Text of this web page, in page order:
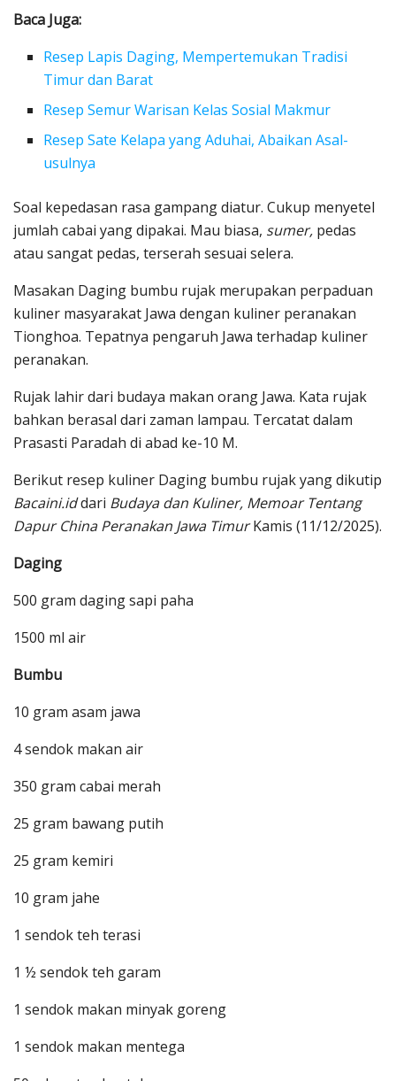
Baca Juga:
Resep Lapis Daging, Mempertemukan Tradisi
Timur dan Barat
Resep Semur Warisan Kelas Sosial Makmur
Resep Sate Kelapa yang Aduhai, Abaikan Asal-
usulnya
Soal kepedasan rasa gampang diatur. Cukup menyetel
jumlah cabai yang dipakai. Mau biasa, sumer, pedas
atau sangat pedas, terserah sesuai selera.
Masakan Daging bumbu rujak merupakan perpaduan
kuliner masyarakat Jawa dengan kuliner peranakan
Tionghoa. Tepatnya pengaruh Jawa terhadap kuliner
peranakan.
Rujak lahir dari budaya makan orang Jawa. Kata rujak
bahkan berasal dari zaman lampau. Tercatat dalam
Prasasti Paradah di abad ke-10 M.
Berikut resep kuliner Daging bumbu rujak yang dikutip
Bacaini.iddari Budaya dan Kuliner, Memoar Tentang
Dapur China Peranakan Jawa TimurKamis (11/12/2025).
Daging
500 gram daging sapi paha
1500 ml air
Bumbu
10 gram asam jawa
4 sendok makan air
350 gram cabai merah
25 gram bawang putih
25 gram kemiri
10 gram jahe
1 sendok teh terasi
1 ½ sendok teh garam
1 sendok makan minyak goreng
1 sendok makan mentega